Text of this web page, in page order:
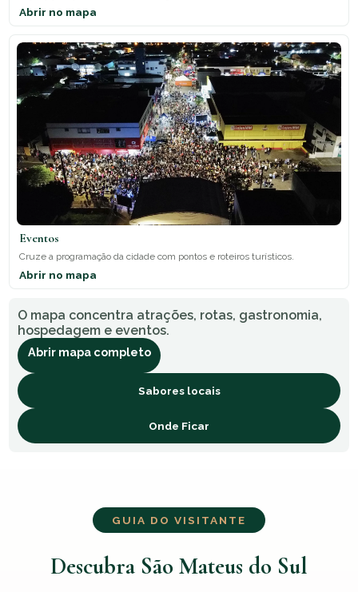
Abrir no mapa
Eventos
Cruze a programação da cidade com pontos e roteiros turísticos.
Abrir no mapa
O mapa concentra atrações, rotas, gastronomia,
hospedagem e eventos.
Abrir mapa completo
Sabores locais
Onde Ficar
GUIA DO VISITANTE
Descubra São Mateus do Sul